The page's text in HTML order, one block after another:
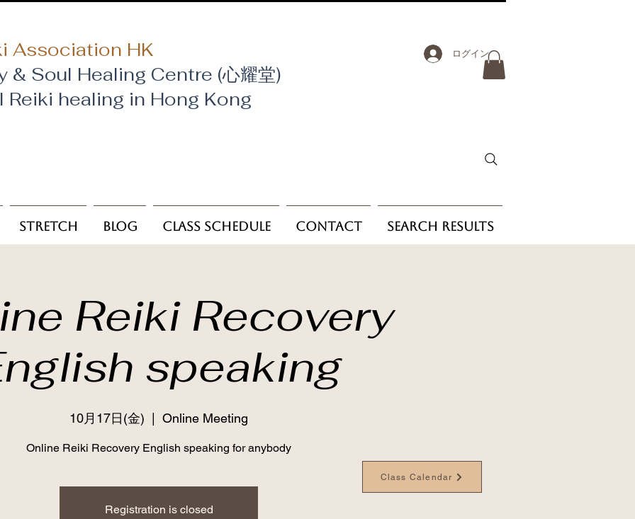
Association HK
& Soul Healing Centre (心耀堂)
Reiki healing in Hong Kong
ログイン
Stretch Blog Class Schedule Contact Search Results
Reiki Recovery
speaking
10月17日(金) Online Meeting
Online Reiki Recovery English speaking for anybody
Registration is closed
Class Calendar